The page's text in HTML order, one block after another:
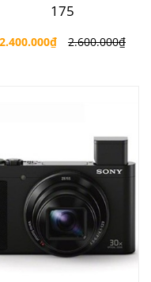
175
2.400.000₫ 2.600.000₫